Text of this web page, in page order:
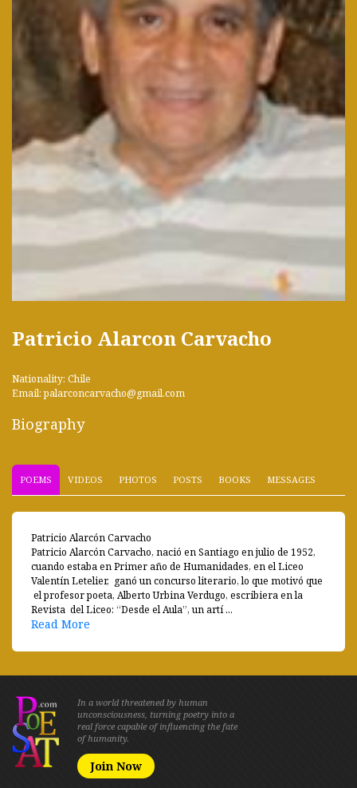
Patricio Alarcon Carvacho
Nationality: Chile
Email: palarconcarvacho@gmail.com
Biography
POEMS VIDEOS PHOTOS POSTS BOOKS MESSAGES
Patricio Alarcón Carvacho
Patricio Alarcón Carvacho, nació en Santiago en julio de 1952,
cuando estaba en Primer año de Humanidades, en el Liceo
Valentín Letelier, ganó un concurso literario, lo que motivó que
el profesor poeta, Alberto Urbina Verdugo, escribiera en la
Revista del Liceo: “Desde el Aula”, un artí ...
Read More
In a world threatened by human
unconsciousness, turning poetry into a
real force capable of influencing the fate
of humanity.
Join Now